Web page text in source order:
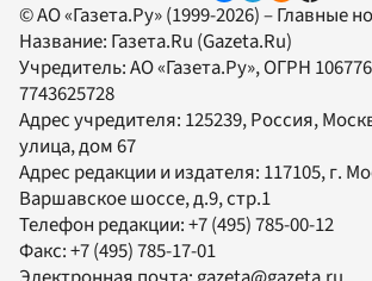
© АО «Газета.Ру» (1999-2026) – Главные
Название: Газета.Ru (Gazeta.Ru)
Учредитель:АО «Газета.Ру», ОГРН
7743625728
Адрес учредителя: 125239, Россия,
улица, дом 67
Адрес редакции и издателя: 117105, г.
Варшавское шоссе, д.9, стр.1
Телефон редакции:+7 (495) 785-00-12
Факс:+7 (495) 785-17-01